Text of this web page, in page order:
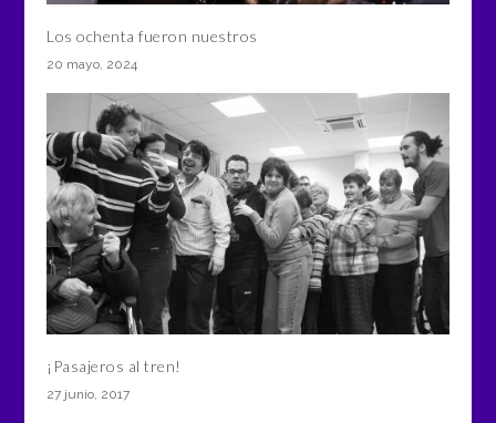
Los ochenta fueron nuestros
20 mayo, 2024
¡Pasajeros al tren!
27 junio, 2017